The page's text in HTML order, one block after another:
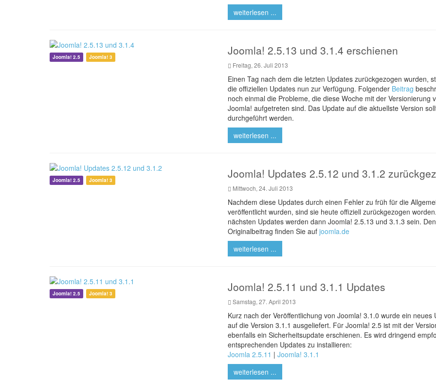
weiterlesen ...
Joomla! 2.5 Joomla! 3 Joomla! 2.5.13 und 3.1.4 erschienen
Freitag, 26. Juli 2013
Einen Tag nach dem die letzten Updates zurückgezogen wurden,
die offiziellen Updates nun zur Verfügung. Folgender Beitrag
noch einmal die Probleme, die diese Woche mit der Versionierung
Joomla! aufgetreten sind. Das Update auf die aktuellste Version
durchgeführt werden.
weiterlesen ...
Joomla! 2.5 Joomla! 3 Joomla! Updates 2.5.12 und 3.1.2
Mittwoch, 24. Juli 2013
Nachdem diese Updates durch einen Fehler zu früh für die
veröffentlicht wurden, sind sie heute offiziell zurückgezogen
nächsten Updates werden dann Joomla! 2.5.13 und 3.1.3 sein. Den
Originalbeitrag finden Sie auf joomla.de
weiterlesen ...
Joomla! 2.5 Joomla! 3 Joomla! 2.5.11 und 3.1.1 Updates
Samstag, 27. April 2013
Kurz nach der Veröffentlichung von Joomla! 3.1.0 wurde ein neues
auf die Version 3.1.1 ausgeliefert. Für Joomla! 2.5 ist mit der
ebenfalls ein Sicherheitsupdate erschienen. Es wird dringend
entsprechenden Updates zu installieren:
Joomla 2.5.11 | Joomla! 3.1.1
weiterlesen ...